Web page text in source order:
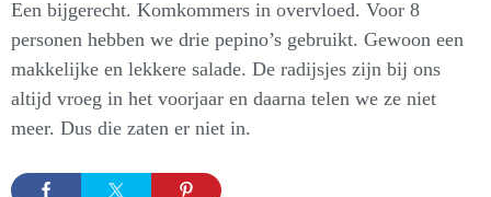
Een bijgerecht. Komkommers in overvloed. Voor 8
personen hebben we drie pepino’s gebruikt. Gewoon een
makkelijke en lekkere salade. De radijsjes zijn bij ons
altijd vroeg in het voorjaar en daarna telen we ze niet
meer. Dus die zaten er niet in.